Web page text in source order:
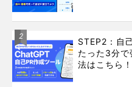
2
STEP2：自
たった3分で
法はこちら！